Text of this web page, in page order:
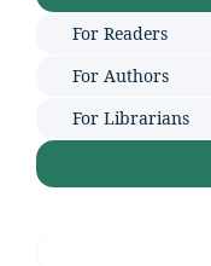
For Readers
For Authors
For Librarians